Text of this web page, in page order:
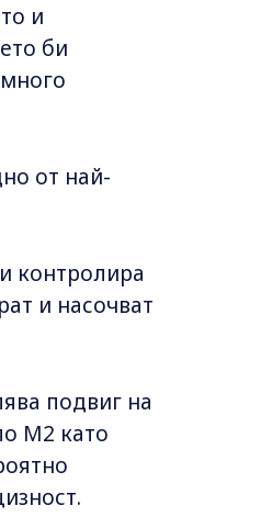
и
би
от най-
контролира
и насочват
подвиг на
M2 като